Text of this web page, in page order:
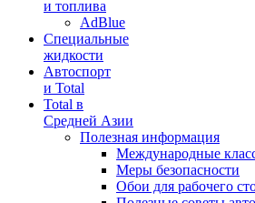
и топлива
AdBlue
Специальные
жидкости
Автоспорт
и Total
Total в
Средней Азии
Полезная информация
Международные
Меры безопасности
Обои для рабочего